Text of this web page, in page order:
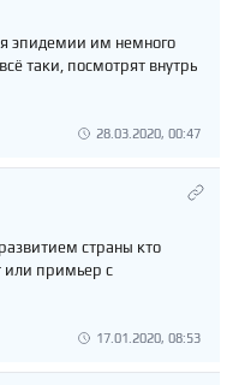
эпидемии им немного
таки, посмотрят внутрь
28.03.2020, 00:47
страны кто
или примьер с
17.01.2020, 08:53